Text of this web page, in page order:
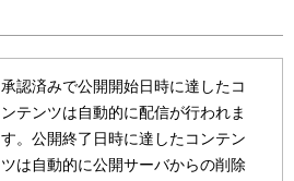
承認済みで公開開始日時に達したコ
ンテンツは自動的に配信が行われま
す。公開終了日時に達したコンテン
ツは自動的に公開サーバからの削除